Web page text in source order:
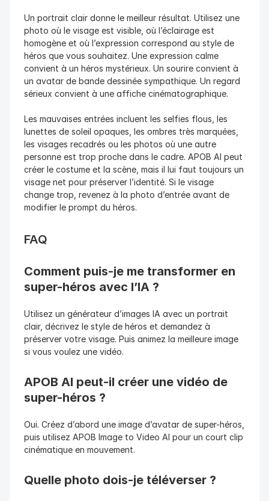
Un portrait clair donne le meilleur résultat. Utilisez une
photo où le visage est visible, où l’éclairage est
homogène et où l’expression correspond au style de
héros que vous souhaitez. Une expression calme
convient à un héros mystérieux. Un sourire convient à
un avatar de bande dessinée sympathique. Un regard
sérieux convient à une affiche cinématographique.
Les mauvaises entrées incluent les selfies flous, les
lunettes de soleil opaques, les ombres très marquées,
les visages recadrés ou les photos où une autre
personne est trop proche dans le cadre. APOB AI peut
créer le costume et la scène, mais il lui faut toujours un
visage net pour préserver l’identité. Si le visage
change trop, revenez à la photo d’entrée avant de
modifier le prompt du héros.
FAQ
Comment puis-je me transformer en
super-héros avec l’IA ?
Utilisez un générateur d’images IA avec un portrait
clair, décrivez le style de héros et demandez à
préserver votre visage. Puis animez la meilleure image
si vous voulez une vidéo.
APOB AI peut-il créer une vidéo de
super-héros ?
Oui. Créez d’abord une image d’avatar de super-héros,
puis utilisez APOB Image to Video AI pour un court clip
cinématique en mouvement.
Quelle photo dois-je téléverser ?